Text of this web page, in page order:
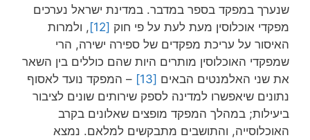
שנערך במפקד בספר במדבר. במדינת ישראל נערכים
מפקדי אוכלוסין מעת לעת על פי חוק [12]
, ולמרות
האיסור על עריכת מפקדים של ספירה ישירה, הרי
שמפקדי האוכלוסין מותרים היות שהם כוללים בין השאר
את שני האלמנטים הבאים [13]
– המפקד נועד לאסוף
נתונים שיאפשרו למדינה לספק שירותים שונים לציבור
ביעילות; במהלך המפקד מופצים שאלונים בקרב
האוכלוסייה, והתושבים מתבקשים למלאם. נמצא